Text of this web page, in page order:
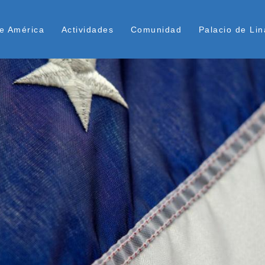
Superior
América Actividades Comunidad Palacio de